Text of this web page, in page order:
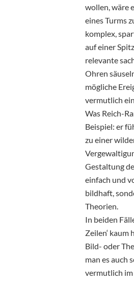
wollen, wäre
eines Turms
komplex,
auf einer
relevante
Ohren
mögliche
vermutlich
Was Reich-
Beispiel: er
zu einer
Gestaltung
einfach und
bildhaft,
Theorien.
In beiden
Zeilen‘
Bild- oder
man es auch
vermutlich im